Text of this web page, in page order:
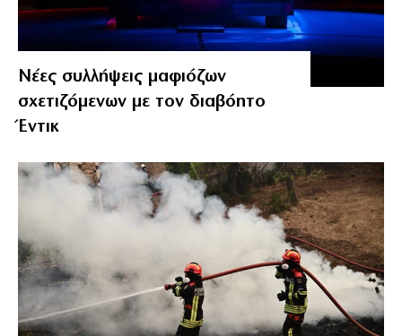
Νέες συλλήψεις μαφιόζων
σχετιζόμενων με τον διαβόητο
Έντικ